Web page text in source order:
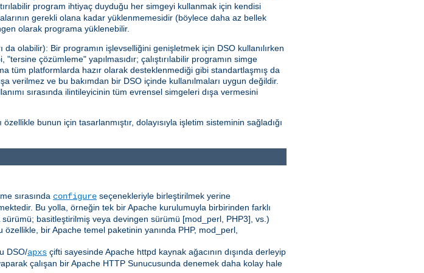
program ihtiyaç duyduğu her simgeyi kullanmak için kendisi
gerekli olana kadar yüklenmemesidir (böylece daha az bellek
olarak programa yüklenebilir.
olabilir): Bir programın işlevselliğini genişletmek için DSO kullanılırken
çözümleme" yapılmasıdır; çalıştırılabilir programın simge
tüm platformlarda hazır olarak desteklenmediği gibi standartlaşmış da
verilmez ve bu bakımdan bir DSO içinde kullanılmaları uygun değildir.
sırasında ilintileyicinin tüm evrensel simgeleri dışa vermesini
bunun için tasarlanmıştır, dolayısıyla işletim sisteminin sağladığı
sırasında configure seçenekleriyle birleştirilmek yerine
Bu yolla, örneğin tek bir Apache kurulumuyla birbirinden farklı
basitleştirilmiş veya devingen sürümü [mod_perl, PHP3], vs.)
bir Apache temel paketinin yanında PHP, mod_perl,
DSO/apxs çifti sayesinde Apache httpd kaynak ağacının dışında derleyip
çalışan bir Apache HTTP Sunucusunda denemek daha kolay hale